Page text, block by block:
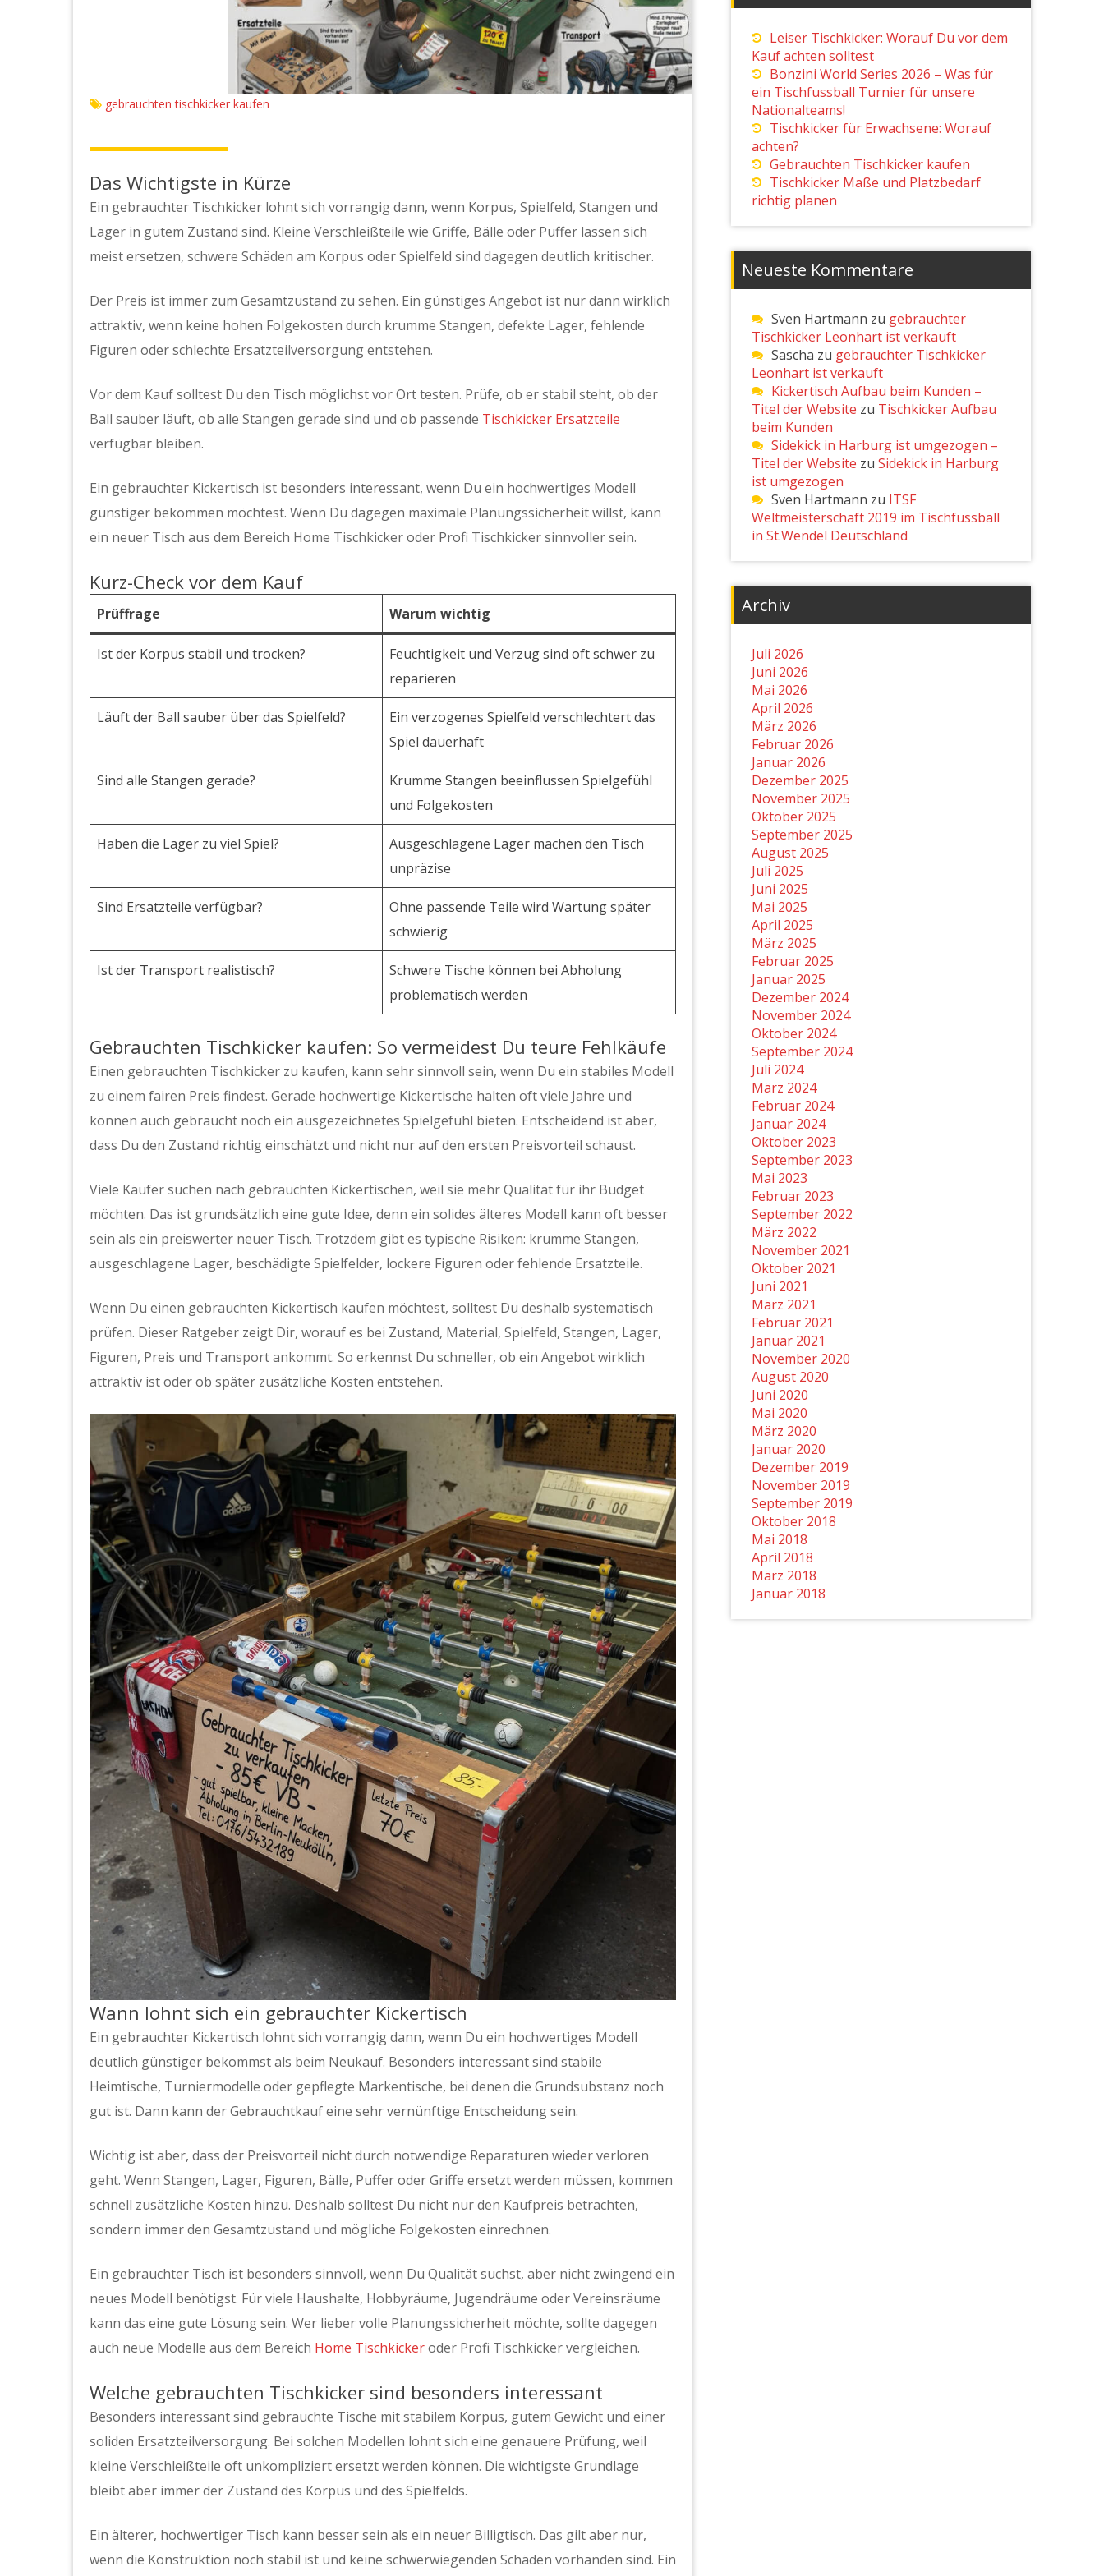
gebrauchten tischkicker kaufen
Das Wichtigste in Kürze
Ein gebrauchter Tischkicker lohnt sich vorrangig dann, wenn Korpus, Spielfeld, Stangen und
Lager in gutem Zustand sind. Kleine Verschleißteile wie Griffe, Bälle oder Puffer lassen sich
meist ersetzen, schwere Schäden am Korpus oder Spielfeld sind dagegen deutlich kritischer.
Der Preis ist immer zum Gesamtzustand zu sehen. Ein günstiges Angebot ist nur dann wirklich
attraktiv, wenn keine hohen Folgekosten durch krumme Stangen, defekte Lager, fehlende
Figuren oder schlechte Ersatzteilversorgung entstehen.
Vor dem Kauf solltest Du den Tisch möglichst vor Ort testen. Prüfe, ob er stabil steht, ob der
Ball sauber läuft, ob alle Stangen gerade sind und ob passende Tischkicker Ersatzteile
verfügbar bleiben.
Ein gebrauchter Kickertisch ist besonders interessant, wenn Du ein hochwertiges Modell
günstiger bekommen möchtest. Wenn Du dagegen maximale Planungssicherheit willst, kann
ein neuer Tisch aus dem Bereich Home Tischkicker oder Profi Tischkicker sinnvoller sein.
Kurz-Check vor dem Kauf
Prüffrage Warum wichtig
Ist der Korpus stabil und trocken?
Feuchtigkeit und Verzug sind oft schwer zu
reparieren
Läuft der Ball sauber über das Spielfeld?
Ein verzogenes Spielfeld verschlechtert das
Spiel dauerhaft
Sind alle Stangen gerade?
Krumme Stangen beeinflussen Spielgefühl
und Folgekosten
Haben die Lager zu viel Spiel?
Ausgeschlagene Lager machen den Tisch
unpräzise
Sind Ersatzteile verfügbar?
Ohne passende Teile wird Wartung später
schwierig
Ist der Transport realistisch?
Schwere Tische können bei Abholung
problematisch werden
Gebrauchten Tischkicker kaufen: So vermeidest Du teure Fehlkäufe
Einen gebrauchten Tischkicker zu kaufen, kann sehr sinnvoll sein, wenn Du ein stabiles Modell
zu einem fairen Preis findest. Gerade hochwertige Kickertische halten oft viele Jahre und
können auch gebraucht noch ein ausgezeichnetes Spielgefühl bieten. Entscheidend ist aber,
dass Du den Zustand richtig einschätzt und nicht nur auf den ersten Preisvorteil schaust.
Viele Käufer suchen nach gebrauchten Kickertischen, weil sie mehr Qualität für ihr Budget
möchten. Das ist grundsätzlich eine gute Idee, denn ein solides älteres Modell kann oft besser
sein als ein preiswerter neuer Tisch. Trotzdem gibt es typische Risiken: krumme Stangen,
ausgeschlagene Lager, beschädigte Spielfelder, lockere Figuren oder fehlende Ersatzteile.
Wenn Du einen gebrauchten Kickertisch kaufen möchtest, solltest Du deshalb systematisch
prüfen. Dieser Ratgeber zeigt Dir, worauf es bei Zustand, Material, Spielfeld, Stangen, Lager,
Figuren, Preis und Transport ankommt. So erkennst Du schneller, ob ein Angebot wirklich
attraktiv ist oder ob später zusätzliche Kosten entstehen.
Wann lohnt sich ein gebrauchter Kickertisch
Ein gebrauchter Kickertisch lohnt sich vorrangig dann, wenn Du ein hochwertiges Modell
deutlich günstiger bekommst als beim Neukauf. Besonders interessant sind stabile
Heimtische, Turniermodelle oder gepflegte Markentische, bei denen die Grundsubstanz noch
gut ist. Dann kann der Gebrauchtkauf eine sehr vernünftige Entscheidung sein.
Wichtig ist aber, dass der Preisvorteil nicht durch notwendige Reparaturen wieder verloren
geht. Wenn Stangen, Lager, Figuren, Bälle, Puffer oder Griffe ersetzt werden müssen, kommen
schnell zusätzliche Kosten hinzu. Deshalb solltest Du nicht nur den Kaufpreis betrachten,
sondern immer den Gesamtzustand und mögliche Folgekosten einrechnen.
Ein gebrauchter Tisch ist besonders sinnvoll, wenn Du Qualität suchst, aber nicht zwingend ein
neues Modell benötigst. Für viele Haushalte, Hobbyräume, Jugendräume oder Vereinsräume
kann das eine gute Lösung sein. Wer lieber volle Planungssicherheit möchte, sollte dagegen
auch neue Modelle aus dem Bereich Home Tischkickeroder Profi Tischkicker vergleichen.
Welche gebrauchten Tischkicker sind besonders interessant
Besonders interessant sind gebrauchte Tische mit stabilem Korpus, gutem Gewicht und einer
soliden Ersatzteilversorgung. Bei solchen Modellen lohnt sich eine genauere Prüfung, weil
kleine Verschleißteile oft unkompliziert ersetzt werden können. Die wichtigste Grundlage
bleibt aber immer der Zustand des Korpus und des Spielfelds.
Ein älterer, hochwertiger Tisch kann besser sein als ein neuer Billigtisch. Das gilt aber nur,
wenn die Konstruktion noch stabil ist und keine schwerwiegenden Schäden vorhanden sind. Ein
Leiser Tischkicker: Worauf Du vor dem
Kauf achten solltest
Bonzini World Series 2026 – Was für
ein Tischfussball Turnier für unsere
Nationalteams!
Tischkicker für Erwachsene: Worauf
achten?
Gebrauchten Tischkicker kaufen
Tischkicker Maße und Platzbedarf
richtig planen
Neueste Kommentare
Sven Hartmann zu gebrauchter
Tischkicker Leonhart ist verkauft
Sascha zu gebrauchter Tischkicker
Leonhart ist verkauft
Kickertisch Aufbau beim Kunden –
Titel der Website zu Tischkicker Aufbau
beim Kunden
Sidekick in Harburg ist umgezogen –
Titel der Website zu Sidekick in Harburg
ist umgezogen
Sven Hartmann zu ITSF
Weltmeisterschaft 2019 im Tischfussball
in St.Wendel Deutschland
Archiv
Juli 2026
Juni 2026
Mai 2026
April 2026
März 2026
Februar 2026
Januar 2026
Dezember 2025
November 2025
Oktober 2025
September 2025
August 2025
Juli 2025
Juni 2025
Mai 2025
April 2025
März 2025
Februar 2025
Januar 2025
Dezember 2024
November 2024
Oktober 2024
September 2024
Juli 2024
März 2024
Februar 2024
Januar 2024
Oktober 2023
September 2023
Mai 2023
Februar 2023
September 2022
März 2022
November 2021
Oktober 2021
Juni 2021
März 2021
Februar 2021
Januar 2021
November 2020
August 2020
Juni 2020
Mai 2020
März 2020
Januar 2020
Dezember 2019
November 2019
September 2019
Oktober 2018
Mai 2018
April 2018
März 2018
Januar 2018